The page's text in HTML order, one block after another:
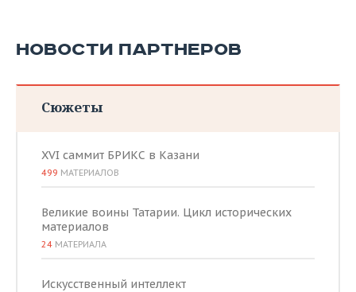
НОВОСТИ ПАРТНЕРОВ
Сюжеты
XVI саммит БРИКС в Казани
499 МАТЕРИАЛОВ
Великие воины Татарии. Цикл исторических
материалов
24 МАТЕРИАЛА
Искусственный интеллект